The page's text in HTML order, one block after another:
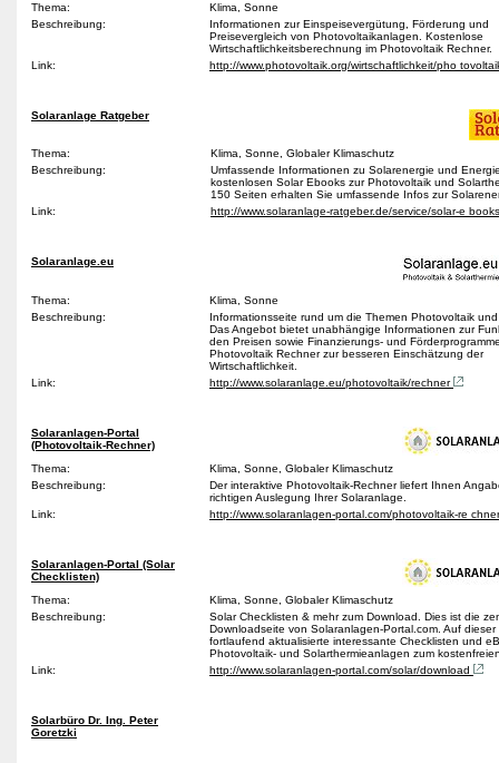
Thema:
Klima, Sonne
Beschreibung:
Informationen zur Einspeisevergütung, Förderung und
Preisevergleich von Photovoltaikanlagen. Kostenlose
Wirtschaftlichkeitsberechnung im Photovoltaik Rechner.
Link:
http://www.photovoltaik.org/wirtschaftlichkeit/pho
Solaranlage Ratgeber
Thema:
Klima, Sonne, Globaler Klimaschutz
Beschreibung:
Umfassende Informationen zu Solarenergie und
kostenlosen Solar Ebooks zur Photovoltaik und
150 Seiten erhalten Sie umfassende Infos zur
Link:
http://www.solaranlage-ratgeber.de/service/solar-e
Solaranlage.eu
Thema:
Klima, Sonne
Beschreibung:
Informationsseite rund um die Themen Photovoltaik
Das Angebot bietet unabhängige Informationen zur
den Preisen sowie Finanzierungs- und
Photovoltaik Rechner zur besseren Einschätzung der
Wirtschaftlichkeit.
Link:
http://www.solaranlage.eu/photovoltaik/rechner
Solaranlagen-Portal
(Photovoltaik-Rechner)
Thema:
Klima, Sonne, Globaler Klimaschutz
Beschreibung:
Der interaktive Photovoltaik-Rechner liefert Ihnen
richtigen Auslegung Ihrer Solaranlage.
Link:
http://www.solaranlagen-portal.com/photovoltaik-re
Solaranlagen-Portal (Solar
Checklisten)
Thema:
Klima, Sonne, Globaler Klimaschutz
Beschreibung:
Solar Checklisten & mehr zum Download. Dies ist die
Downloadseite von Solaranlagen-Portal.com. Auf
fortlaufend aktualisierte interessante Checklisten und
Photovoltaik- und Solarthermieanlagen zum
Link:
http://www.solaranlagen-portal.com/solar/download
Solarbüro Dr. Ing. Peter
Goretzki